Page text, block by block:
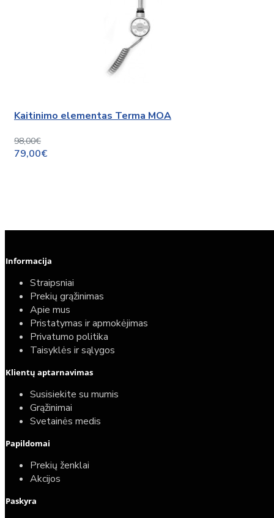
Kaitinimo elementas Terma MOA
98,00€
79,00€
Elektrinio gyvatuko paruošimo paslauga
40,00€
25,00€
Informacija
Straipsniai
Prekių grąžinimas
Apie mus
Pristatymas ir apmokėjimas
Privatumo politika
Taisyklės ir sąlygos
Klientų aptarnavimas
Susisiekite su mumis
Grąžinimai
Svetainės medis
Papildomai
Prekių ženklai
Akcijos
Paskyra